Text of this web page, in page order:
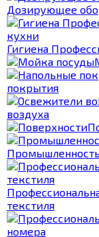
Дозирующее
Гигиена
покрытия
воздуха
Промышленность
текстиля